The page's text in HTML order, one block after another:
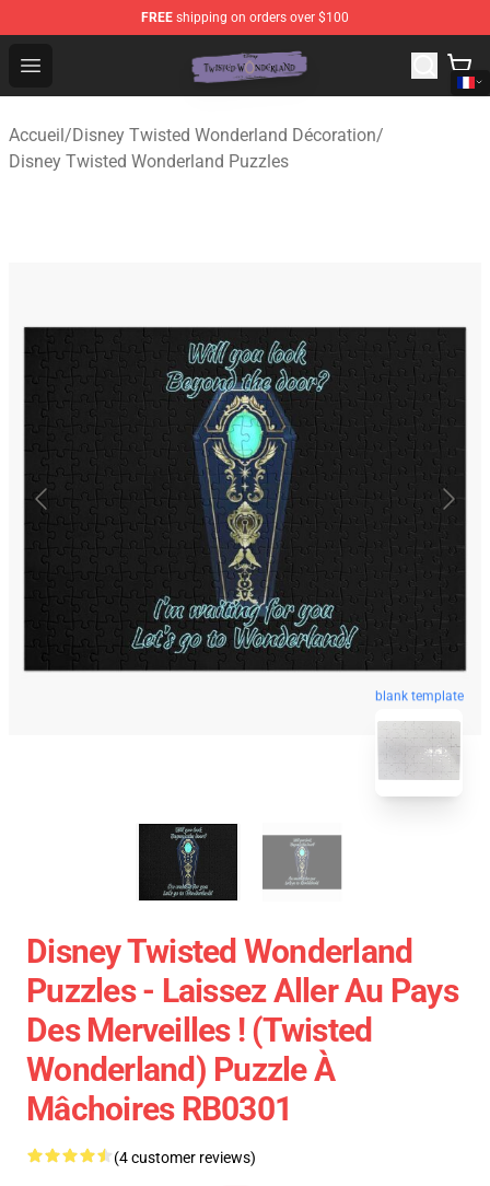
FREE shipping on orders over $100
Open menu
Twisted Wonderland Store - Official Twisted
Accueil/Disney Twisted Wonderland Décoration/
Disney Twisted Wonderland Puzzles
blank template
Disney Twisted Wonderland
Puzzles - Laissez Aller Au Pays
Des Merveilles ! (Twisted
Wonderland) Puzzle À
Mâchoires RB0301
(4 customer reviews)